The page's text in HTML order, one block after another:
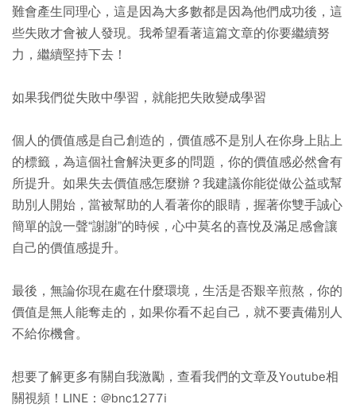
難會產生同理心，這是因為大多數都是因為他們成功後，這
些失敗才會被人發現。我希望看著這篇文章的你要繼續努
力，繼續堅持下去！
如果我們從失敗中學習，就能把失敗變成學習
個人的價值感是自己創造的，價值感不是別人在你身上貼上
的標籤，為這個社會解決更多的問題，你的價值感必然會有
所提升。如果失去價值感怎麼辦？我建議你能從做公益或幫
助別人開始，當被幫助的人看著你的眼睛，握著你雙手誠心
簡單的說一聲“謝謝”的時候，心中莫名的喜悅及滿足感會讓
自己的價值感提升。
最後，無論你現在處在什麼環境，生活是否艱辛煎熬，你的
價值是無人能奪走的，如果你看不起自己，就不要責備別人
不給你機會。
想要了解更多有關自我激勵，查看我們的文章及Youtube相
關視頻！LINE：@bnc1277i